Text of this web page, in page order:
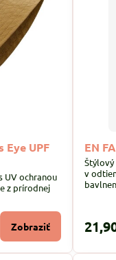
Eye UPF
UV ochranou
z prírodnej
Zobraziť
EN
v